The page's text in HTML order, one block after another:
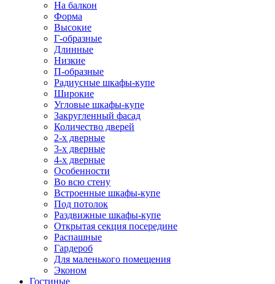
На балкон
Форма
Высокие
Г-образные
Длинные
Низкие
П-образные
Радиусные шкафы-купе
Широкие
Угловые шкафы-купе
Закругленный фасад
Количество дверей
2-х дверные
3-х дверные
4-х дверные
Особенности
Во всю стену
Встроенные шкафы-купе
Под потолок
Раздвижные шкафы-купе
Открытая секция посередине
Распашные
Гардероб
Для маленького помещения
Эконом
Гостиные